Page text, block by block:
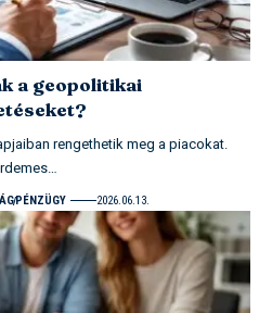
a geopolitikai
rengethetik meg a piacokat.
PÉNZÜGY 2026.06.13.